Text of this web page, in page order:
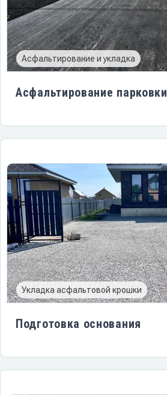
Асфальтирование и укладка
Асфальтирование парковки
Укладка асфальтовой крошки
Подготовка основания